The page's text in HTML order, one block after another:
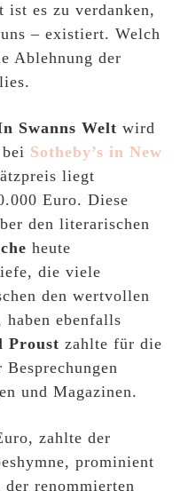
es zu verdanken,
– existiert. Welch
Ablehnung der
Swanns Welt wird
Sotheby’s in New
liegt
Euro. Diese
den literarischen
heute
die viele
den wertvollen
haben ebenfalls
Proust zahlte für die
und Magazinen.
zahlte der
prominient
renommierten